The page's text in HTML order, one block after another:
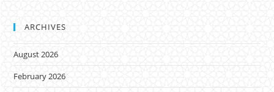
ARCHIVES
August 2026
February 2026